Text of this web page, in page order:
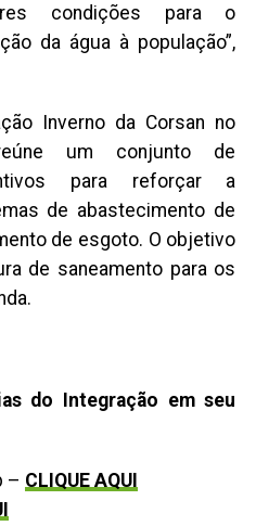
condições para o
da água à população”,
Inverno da Corsan no
um conjunto de
para reforçar a
de abastecimento de
de esgoto. O objetivo
de saneamento para os
do Integração em seu
– CLIQUE AQUI